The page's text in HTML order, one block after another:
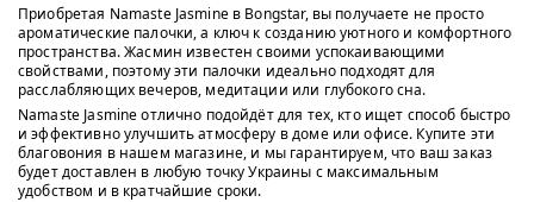
Приобретая Namaste Jasmine в Bongstar, вы получаете не просто
ароматические палочки, а ключ к созданию уютного и комфортного
пространства. Жасмин известен своими успокаивающими
свойствами, поэтому эти палочки идеально подходят для
расслабляющих вечеров, медитации или глубокого сна.
Namaste Jasmine отлично подойдёт для тех, кто ищет способ быстро
и эффективно улучшить атмосферу в доме или офисе. Купите эти
благовония в нашем магазине, и мы гарантируем, что ваш заказ
будет доставлен в любую точку Украины с максимальным
удобством и в кратчайшие сроки.